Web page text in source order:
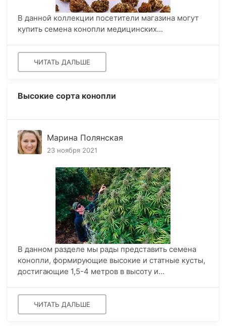
В данной коллекции посетители магазина могут
купить семена конопли медицинских...
ЧИТАТЬ ДАЛЬШЕ
Высокие сорта конопли
Марина Полянская
23 ноября 2021
В данном разделе мы рады представить семена
конопли, формирующие высокие и статные кусты,
достигающие 1,5-4 метров в высоту и...
ЧИТАТЬ ДАЛЬШЕ